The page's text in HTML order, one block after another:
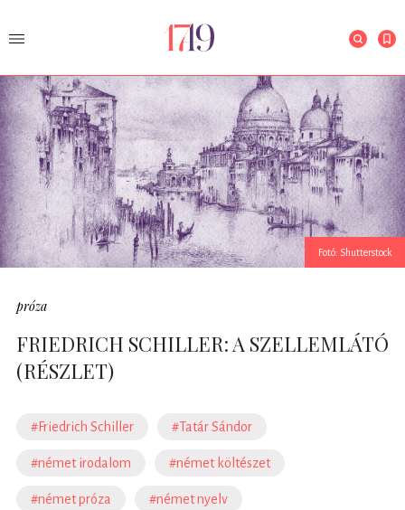
Fotó: Shutterstock
próza
FRIEDRICH SCHILLER: A SZELLEMLÁTÓ
(RÉSZLET)
#Friedrich Schiller #Tatár Sándor
#német irodalom #német költészet
#német próza #német nyelv